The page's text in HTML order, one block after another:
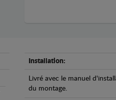
Installation:
Livré avec le manuel
du montage.